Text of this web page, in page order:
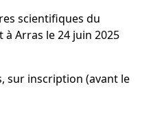
scientifiques du
à Arras le 24 juin 2025
sur inscription (avant le